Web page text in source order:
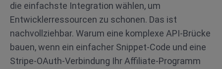
die einfachste Integration wählen, um
Entwicklerressourcen zu schonen. Das ist
nachvollziehbar. Warum eine komplexe API-Brücke
bauen, wenn ein einfacher Snippet-Code und eine
Stripe-OAuth-Verbindung Ihr Affiliate-Programm